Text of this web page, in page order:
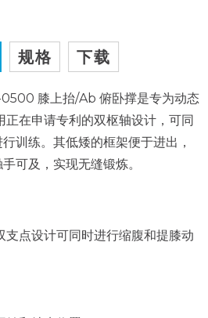
规格 下载
膝上抬/Ab 俯卧撑是专为动态
正在申请专利的双枢轴设计，可同
训练。其低矮的框架便于进出，
可及，实现无缝锻炼。
支点设计可同时进行缩腹和提膝动